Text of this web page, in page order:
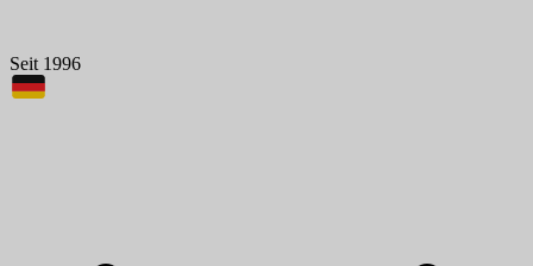
Seit 1996